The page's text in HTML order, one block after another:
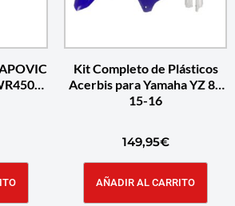
Kit Completo de Plásticos
Acerbis para Yamaha YZ 85
15-16
149,95€
AÑADIR AL CARRITO